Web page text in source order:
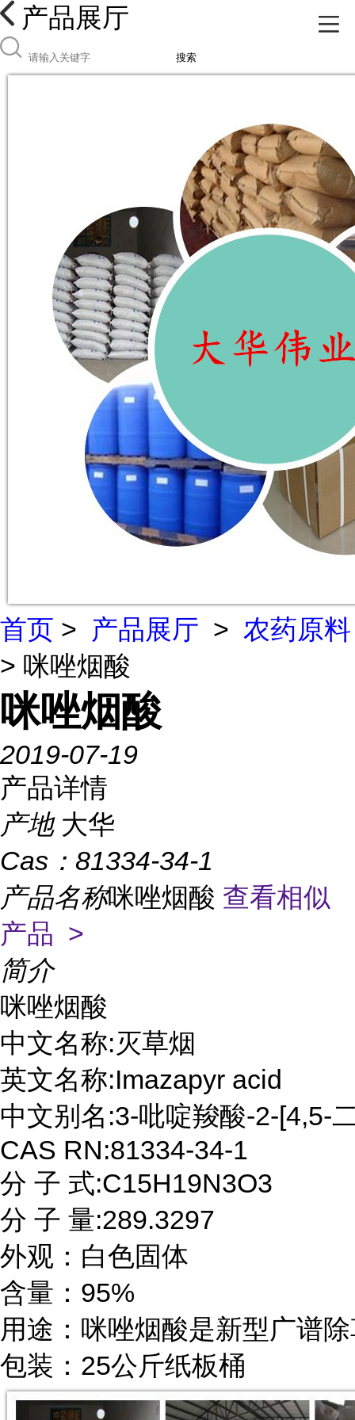
产品展厅
搜索
首页 > 产品展厅 > 农药原料
> 咪唑烟酸
咪唑烟酸
2019-07-19
产品详情
产地 大华
Cas： 81334-34-1
产品名称咪唑烟酸 查看相似
产品 >
简介
咪唑烟酸
中文名称:灭草烟
英文名称:Imazapyr acid
中文别名:3-吡啶羧酸-2-[4,5-
CAS RN:81334-34-1
分 子 式:C15H19N3O3
分 子 量:289.3297
外观：白色固体
含量：95%
用途：咪唑烟酸是新型广谱
包装：25公斤纸板桶